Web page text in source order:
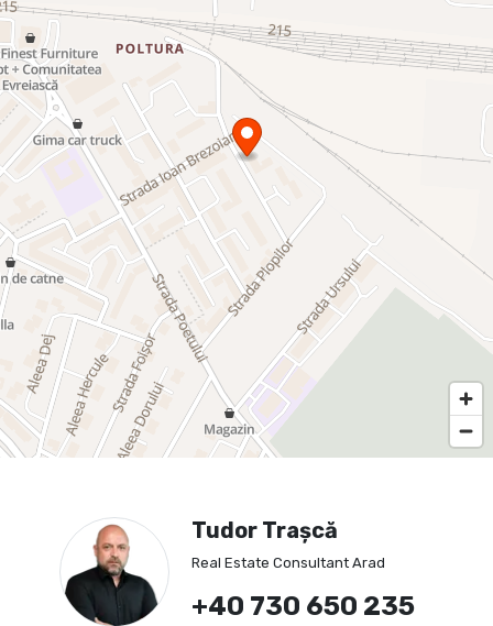
Tudor Trașcă
Real Estate Consultant Arad
+40 730 650 235